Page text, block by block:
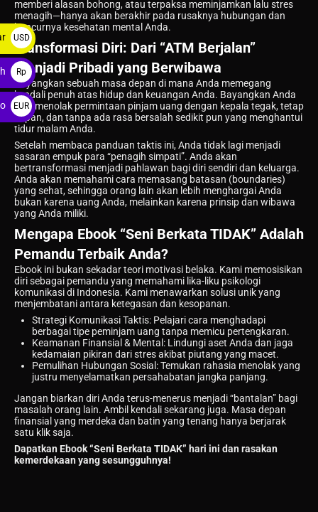
memberi alasan bohong, atau terpaksa meminjamkan lalu stres
menagih—hanya akan berakhir pada rusaknya hubungan dan
hancurnya kesehatan mental Anda.
Transformasi Diri: Dari “ATM Berjalan”
Menjadi Pribadi yang Berwibawa
Bayangkan sebuah masa depan di mana Anda memegang
kendali penuh atas hidup dan keuangan Anda. Bayangkan Anda
bisa menolak permintaan pinjam uang dengan kepala tegak, tetap
sopan, dan tanpa ada rasa bersalah sedikit pun yang menghantui
tidur malam Anda.
Setelah membaca panduan taktis ini, Anda tidak lagi menjadi
sasaran empuk para “penagih simpati”. Anda akan
bertransformasi menjadi pahlawan bagi diri sendiri dan keluarga.
Anda akan memahami cara memasang batasan (boundaries)
yang sehat, sehingga orang lain akan lebih menghargai Anda
bukan karena uang Anda, melainkan karena prinsip dan wibawa
yang Anda miliki.
Mengapa Ebook “Seni Berkata TIDAK” Adalah
Pemandu Terbaik Anda?
Ebook ini bukan sekadar teori motivasi belaka. Kami memosisikan
diri sebagai pemandu yang memahami lika-liku psikologi
komunikasi di Indonesia. Kami menawarkan solusi unik yang
menjembatani antara ketegasan dan kesopanan.
Strategi Komunikasi Taktis: Pelajari cara menghadapi
berbagai tipe peminjam uang tanpa memicu pertengkaran.
Keamanan Finansial & Mental: Lindungi aset Anda dan jaga
kedamaian pikiran dari stres akibat piutang yang macet.
Pemulihan Hubungan Sosial:Temukan rahasia menolak yang
justru menyelamatkan persahabatan jangka panjang.
Jangan biarkan diri Anda terus-menerus menjadi “bantalan” bagi
masalah orang lain. Ambil kendali sekarang juga. Masa depan
finansial yang merdeka dan batin yang tenang hanya berjarak
satu klik saja.
Dapatkan Ebook “Seni Berkata TIDAK” hari ini dan rasakan
kemerdekaan yang sesungguhnya!
USD
$
Rp
EUR
€